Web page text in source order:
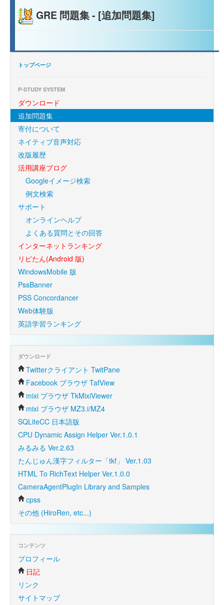
GRE 問題集 - [追加問題集]
トップページ
P-STUDY SYSTEM
ダウンロード
追加問題集
寄付について
ネイティブ音声対応
改版履歴
活用講座ブログ
Googleイメージ検索
例文検索
サポート
オンラインヘルプ
よくある質問とその回答
インターネットランキング
リピたん(Android 版)
WindowsMobile 版
PssBanner
PSS Concordancer
Web体験版
英語学習ランキング
ダウンロード
Twitterクライアント TwitPane
Facebook ブラウザ TafView
mixi ブラウザ TkMixiViewer
mixi ブラウザ MZ3.i/MZ4
SQLiteCC 日本語版
CPU Dynamic Assign Helper Ver.1.0.1
みるみる Ver.2.63
たんじゅん漢字フィルター「tkf」 Ver.1.03
HTML To RichText Helper Ver.1.0.0
CameraAgentPlugIn Library and Samples
cpss
その他 (HiroRen, etc...)
コンテンツ
プロフィール
日記
リンク
サイトマップ